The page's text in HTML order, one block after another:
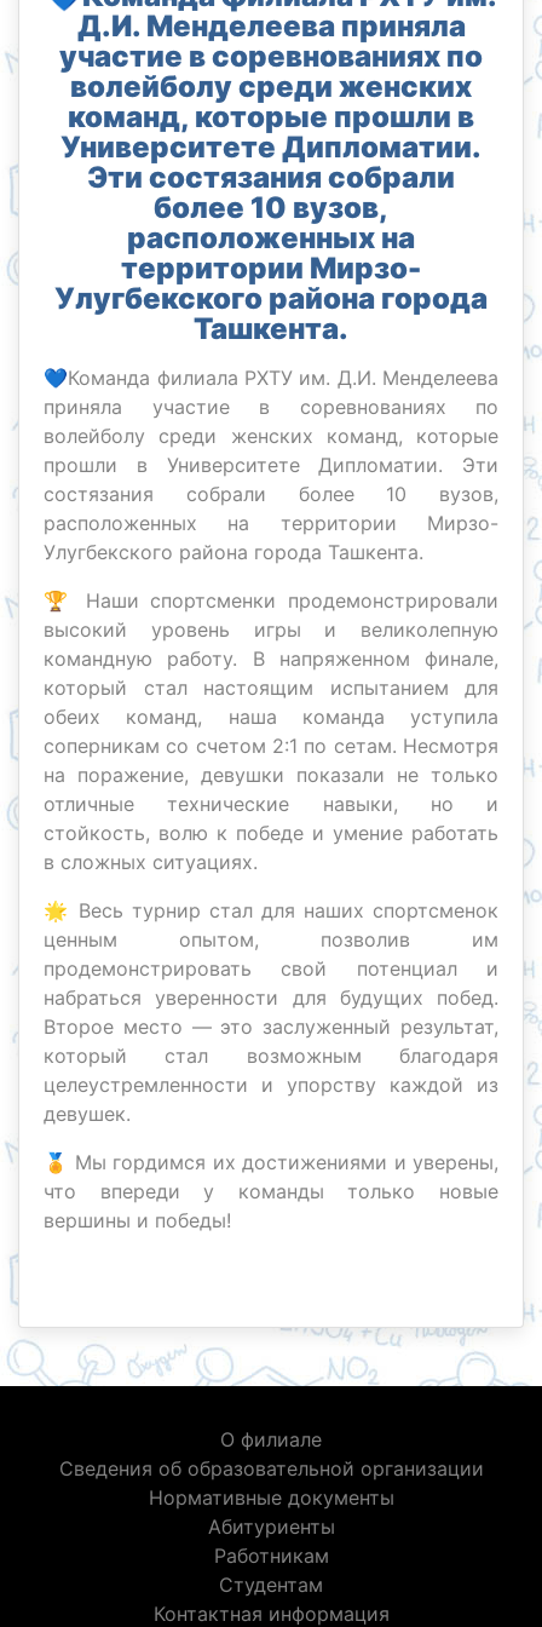
Д.И. Менделеева приняла
участие в соревнованиях по
волейболу среди женских
команд, которые прошли в
Университете Дипломатии.
Эти состязания собрали
более 10 вузов,
расположенных на
территории Мирзо-
Улугбекского района города
Ташкента.
💙Команда филиала РХТУ им. Д.И. Менделеева
приняла участие в соревнованиях по
волейболу среди женских команд, которые
прошли в Университете Дипломатии. Эти
состязания собрали более 10 вузов,
расположенных на территории Мирзо-
Улугбекского района города Ташкента.
🏆 Наши спортсменки продемонстрировали
высокий уровень игры и великолепную
командную работу. В напряженном финале,
который стал настоящим испытанием для
обеих команд, наша команда уступила
соперникам со счетом 2:1 по сетам. Несмотря
на поражение, девушки показали не только
отличные технические навыки, но и
стойкость, волю к победе и умение работать
в сложных ситуациях.
🌟 Весь турнир стал для наших спортсменок
ценным опытом, позволив им
продемонстрировать свой потенциал и
набраться уверенности для будущих побед.
Второе место — это заслуженный результат,
который стал возможным благодаря
целеустремленности и упорству каждой из
девушек.
🏅 Мы гордимся их достижениями и уверены,
что впереди у команды только новые
вершины и победы!
О филиале
Сведения об образовательной организации
Нормативные документы
Абитуриенты
Работникам
Студентам
Контактная информация